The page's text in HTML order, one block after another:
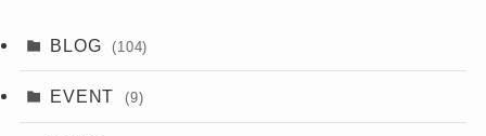
BLOG (104)
EVENT (9)